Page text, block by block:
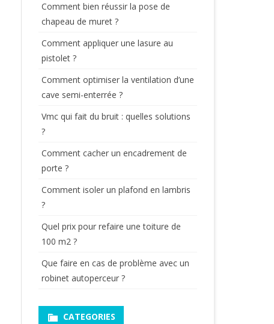
Comment bien réussir la pose de
chapeau de muret ?
Comment appliquer une lasure au
pistolet ?
Comment optimiser la ventilation d’une
cave semi-enterrée ?
Vmc qui fait du bruit : quelles solutions
?
Comment cacher un encadrement de
porte ?
Comment isoler un plafond en lambris
?
Quel prix pour refaire une toiture de
100 m2 ?
Que faire en cas de problème avec un
robinet autoperceur ?
CATEGORIES